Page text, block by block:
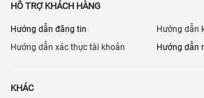
HỖ TRỢ KHÁCH HÀNG
Hướng dẫn đăng tin
Hướng dẫn
Hướng dẫn xác thực tài khoản
Hướng dẫn
KHÁC